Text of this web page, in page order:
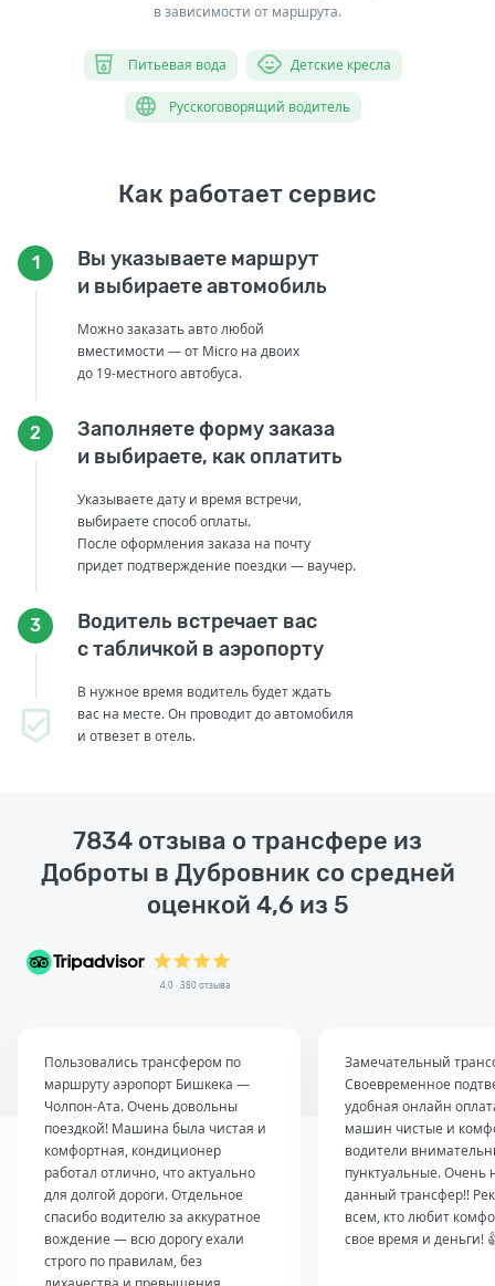
в зависимости от маршрута.
Питьевая вода Детские кресла
Русскоговорящий водитель
Как работает сервис
1
Вы указываете маршрут
и выбираете автомобиль
Можно заказать авто любой
вместимости — от Micro на двоих
до 19-местного автобуса.
2
Заполняете форму заказа
и выбираете, как оплатить
Указываете дату и время встречи,
выбираете способ оплаты.
После оформления заказа на почту
придет подтверждение поездки — ваучер.
3
Водитель встречает вас
с табличкой в аэропорту
В нужное время водитель будет ждать
вас на месте. Он проводит до автомобиля
и отвезет в отель.
7834 отзыва о трансфере из
Доброты в Дубровник со средней
оценкой 4,6 из 5
4.0 · 380 отзыва
Пользовались трансфером по
маршруту аэропорт Бишкека —
Чолпон-Ата. Очень довольны
поездкой! Машина была чистая и
комфортная, кондиционер
работал отлично, что актуально
для долгой дороги. Отдельное
спасибо водителю за аккуратное
вождение — всю дорогу ехали
строго по правилам, без
Замечательный
Своевременное
удобная онлайн
машин чистые и
водители
пунктуальные. Очень
данный трансфер!!
всем, кто любит
свое время и деньги!